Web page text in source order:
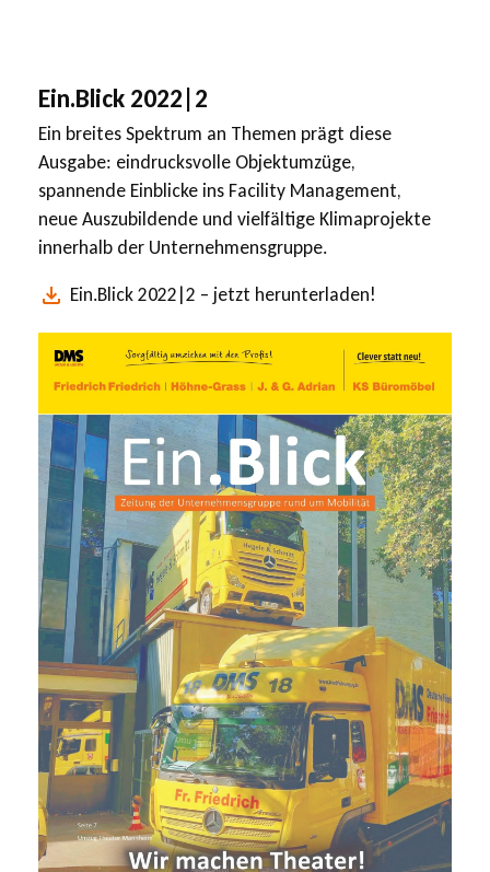
Ein.Blick 2022|2
Ein breites Spektrum an Themen prägt diese
Ausgabe: eindrucksvolle Objektumzüge,
spannende Einblicke ins Facility Management,
neue Auszubildende und vielfältige Klimaprojekte
innerhalb der Unternehmensgruppe.
Ein.Blick 2022|2 – jetzt herunterladen!